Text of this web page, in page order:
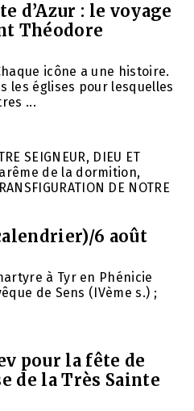
d’Azur : le voyage
Théodore
icône a une histoire.
les églises pour lesquelles
...
SEIGNEUR, DIEU ET
de la dormition,
DE NOTRE
6 août
à Tyr en Phénicie
de Sens (IVème s.) ;
pour la fête de
de la Très Sainte